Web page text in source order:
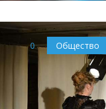
0 Общество